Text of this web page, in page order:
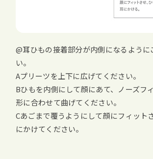
@耳ひもの接着部分が内側になるように
い。
Aプリーツを上下に広げてください。
Bひもを内側にして顔にあて、ノーズフ
形に合わせて曲げてください。
Cあごまで覆うようにして顔にフィット
にかけてください。